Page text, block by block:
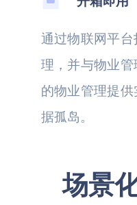
通过物联网平
理，并与物业
的物业管理提
据孤岛。
场景